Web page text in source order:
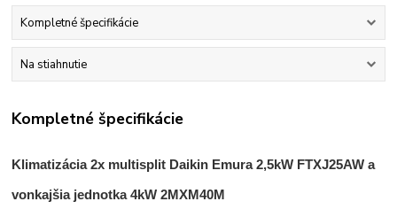
Kompletné špecifikácie
Na stiahnutie
Kompletné špecifikácie
Klimatizácia 2x multisplit Daikin Emura 2,5kW FTXJ25AW a
vonkajšia jednotka 4kW 2MXM40M